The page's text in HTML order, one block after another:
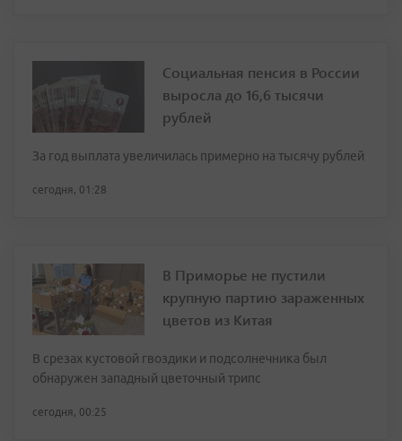
Социальная пенсия в России
выросла до 16,6 тысячи
рублей
За год выплата увеличилась примерно на тысячу рублей
сегодня, 01:28
В Приморье не пустили
крупную партию зараженных
цветов из Китая
В срезах кустовой гвоздики и подсолнечника был
обнаружен западный цветочный трипс
сегодня, 00:25